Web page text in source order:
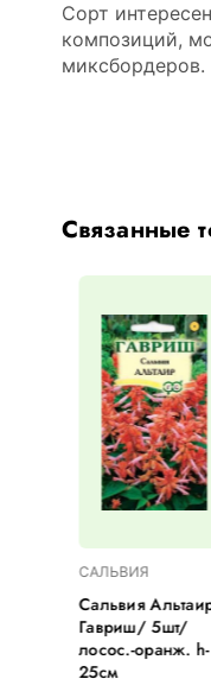
Сорт
композиций,
миксбордеров.
Связанные
САЛЬВИЯ
Сальвия
Гавриш/ 5шт/
лосос.-оранж. h-
25см